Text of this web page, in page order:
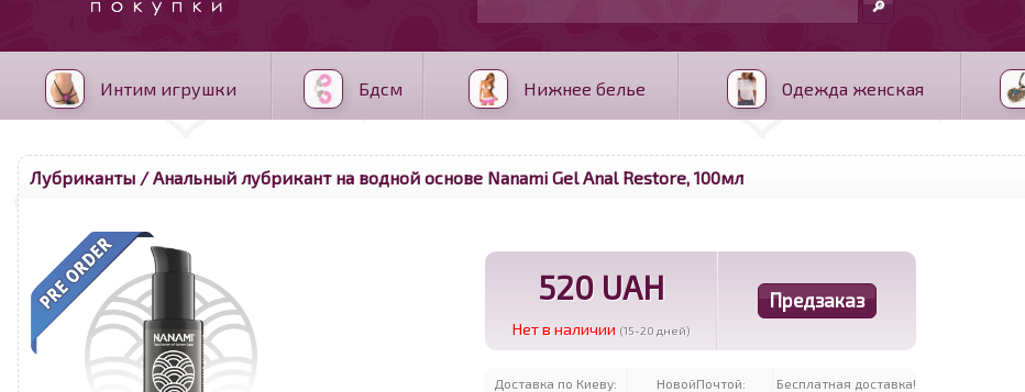
Интим игрушки Бдсм Нижнее белье Одежда женская
Лубриканты / Анальный лубрикант на водной основе Nanami Gel Anal Restore, 100мл
520 UAH
Нет в наличии (15-20 дней)
Доставка по Киеву: НовойПочтой: Бесплатная доставка!